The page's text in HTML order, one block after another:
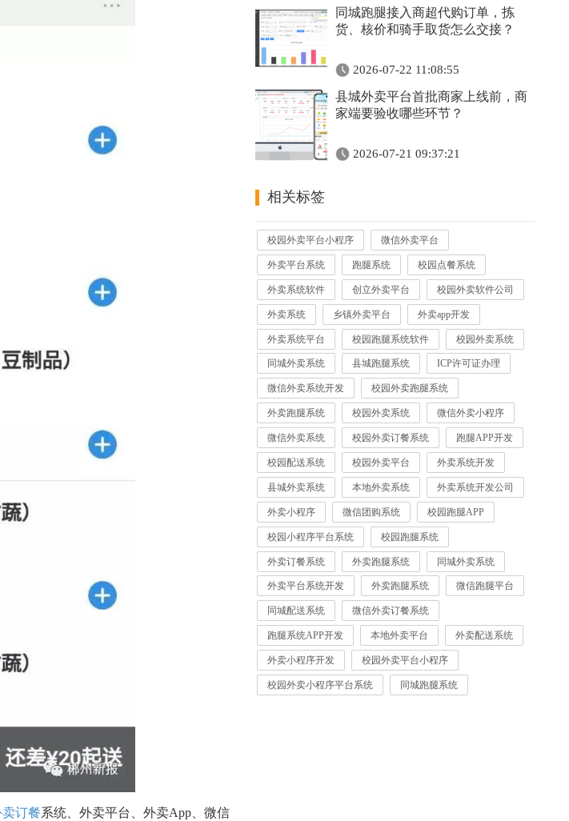
订餐系统、外卖平台、外卖App、微信
同城跑腿接入商超代购订单，拣
货、核价和骑手取货怎么交接？
2026-07-22 11:08:55
县城外卖平台首批商家上线前，商
家端要验收哪些环节？
2026-07-21 09:37:21
相关标签
校园外卖平台小程序 微信外卖平台
外卖平台系统 跑腿系统 校园点餐系统
外卖系统软件 创立外卖平台 校园外卖软件公司
外卖系统 乡镇外卖平台 外卖app开发
外卖系统平台 校园跑腿系统软件 校园外卖系统
同城外卖系统 县城跑腿系统 ICP许可证办理
微信外卖系统开发 校园外卖跑腿系统
外卖跑腿系统 校园外卖系统 微信外卖小程序
微信外卖系统 校园外卖订餐系统 跑腿APP开发
校园配送系统 校园外卖平台 外卖系统开发
县城外卖系统 本地外卖系统 外卖系统开发公司
外卖小程序 微信团购系统 校园跑腿APP
校园小程序平台系统 校园跑腿系统
外卖订餐系统 外卖跑腿系统 同城外卖系统
外卖平台系统开发 外卖跑腿系统 微信跑腿平台
同城配送系统 微信外卖订餐系统
跑腿系统APP开发 本地外卖平台 外卖配送系统
外卖小程序开发 校园外卖平台小程序
校园外卖小程序平台系统 同城跑腿系统